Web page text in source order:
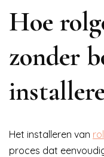
Hoe
zonder
Het installeren van
proces dat